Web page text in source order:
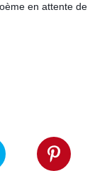
en attente